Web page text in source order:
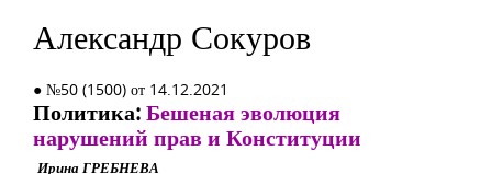
Александр Сокуров
● №50 (1500) от 14.12.2021
Политика:Бешеная эволюция
нарушений прав и Конституции
Ирина ГРЕБНЕВА